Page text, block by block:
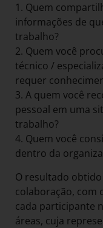
1. Quem
informações de
trabalho?
2. Quem você
técnico /
requer
3. A quem você
pessoal em uma
trabalho?
4. Quem você
dentro da
O resultado
colaboração, com
cada participante
áreas, cuja